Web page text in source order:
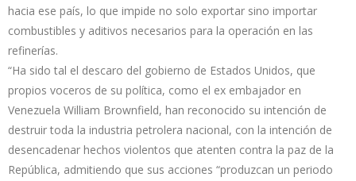
hacia ese país, lo que impide no solo exportar sino importar
combustibles y aditivos necesarios para la operación en las
refinerías.
“Ha sido tal el descaro del gobierno de Estados Unidos, que
propios voceros de su política, como el ex embajador en
Venezuela William Brownfield, han reconocido su intención de
destruir toda la industria petrolera nacional, con la intención de
desencadenar hechos violentos que atenten contra la paz de la
República, admitiendo que sus acciones “produzcan un periodo